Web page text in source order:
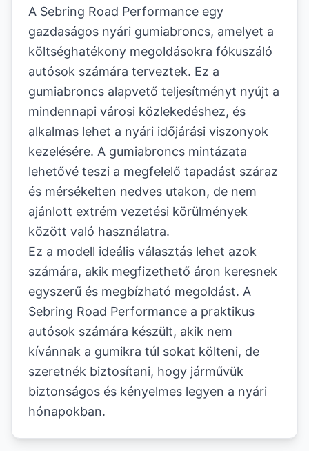
A Sebring Road Performance egy
gazdaságos nyári gumiabroncs, amelyet a
költséghatékony megoldásokra fókuszáló
autósok számára terveztek. Ez a
gumiabroncs alapvető teljesítményt nyújt a
mindennapi városi közlekedéshez, és
alkalmas lehet a nyári időjárási viszonyok
kezelésére. A gumiabroncs mintázata
lehetővé teszi a megfelelő tapadást száraz
és mérsékelten nedves utakon, de nem
ajánlott extrém vezetési körülmények
között való használatra.
Ez a modell ideális választás lehet azok
számára, akik megfizethető áron keresnek
egyszerű és megbízható megoldást. A
Sebring Road Performance a praktikus
autósok számára készült, akik nem
kívánnak a gumikra túl sokat költeni, de
szeretnék biztosítani, hogy járművük
biztonságos és kényelmes legyen a nyári
hónapokban.